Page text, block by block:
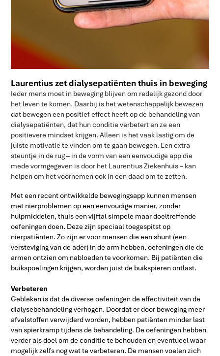
Laurentius zet dialysepatiënten thuis in beweging
Ieder mens moet in beweging blijven om redelijk gezond door
het leven te komen. Daarbij is het wetenschappelijk bewezen
dat bewegen een positief effect heeft op de behandeling van
dialysepatiënten, dat hun conditie verbetert en ze een
positievere mindset krijgen. Alleen is het vaak lastig om de
juiste motivatie te vinden om te gaan bewegen. Een extra
steuntje in de rug – in de vorm van een eenvoudige app die
mede vormgegeven is door het Laurentius Ziekenhuis – kan
helpen om het voornemen ook in een daad om te zetten.
Met een recent ontwikkelde bewegingsapp kunnen mensen
met nierproblemen op een eenvoudige manier, zonder
hulpmiddelen, thuis een vijftal simpele maar doeltreffende
oefeningen doen. Deze zijn speciaal toegespitst op
nierpatiënten. Zo zijn er voor mensen die een shunt (een
versteviging van de ader) in de arm hebben, oefeningen die de
armen ontzien om nabloeden te voorkomen. Bij patiënten die
buikspoelingen krijgen, worden juist de buikspieren ontlast.
Verbeteren
Gebleken is dat de diverse oefeningen de effectiviteit van de
dialysebehandeling verhogen. Doordat er door beweging meer
afvalstoffen verwijderd worden, hebben patiënten minder last
van spierkramp tijdens de behandeling. De oefeningen hebben
verder als doel om de conditie te behouden en eventueel waar
mogelijk zelfs nog wat te verbeteren. De mensen voelen zich